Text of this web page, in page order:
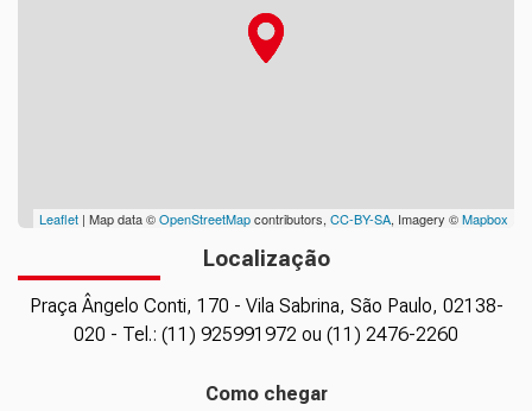
Leaflet | Map data ©OpenStreetMapcontributors, CC-BY-SA, Imagery ©Mapbox
Localização
Praça Ângelo Conti, 170 - Vila Sabrina, São Paulo, 02138-
020 - Tel.: (11) 925991972 ou (11) 2476-2260
Como chegar